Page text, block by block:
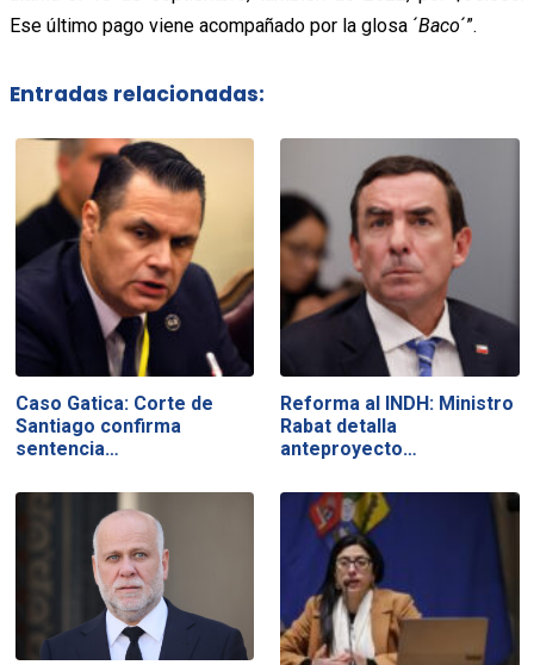
Ese último pago viene acompañado por la glosa ´Baco´”.
Entradas relacionadas:
Caso Gatica: Corte de
Santiago confirma
sentencia…
Reforma al INDH: Ministro
Rabat detalla
anteproyecto…